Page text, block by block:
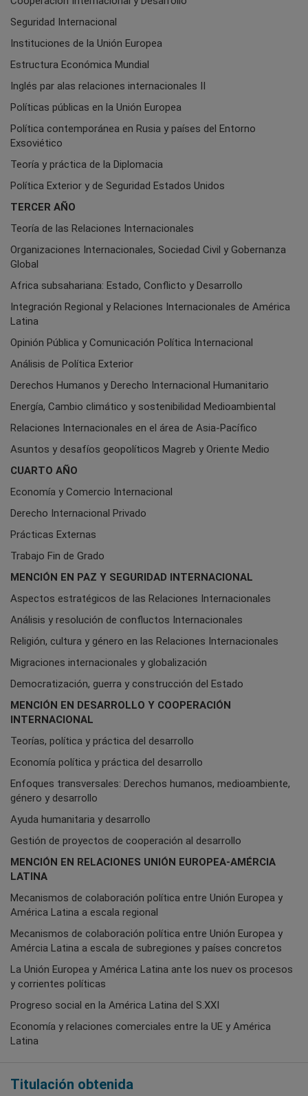
Seguridad Internacional
Instituciones de la Unión Europea
Estructura Económica Mundial
Inglés par alas relaciones internacionales II
Políticas públicas en la Unión Europea
Política contemporánea en Rusia y países del Entorno
Exsoviético
Teoría y práctica de la Diplomacia
Política Exterior y de Seguridad Estados Unidos
TERCER AÑO
Teoría de las Relaciones Internacionales
Organizaciones Internacionales, Sociedad Civil y Gobernanza
Global
Africa subsahariana: Estado, Conflicto y Desarrollo
Integración Regional y Relaciones Internacionales de América
Latina
Opinión Pública y Comunicación Política Internacional
Análisis de Política Exterior
Derechos Humanos y Derecho Internacional Humanitario
Energía, Cambio climático y sostenibilidad Medioambiental
Relaciones Internacionales en el área de Asia-Pacífico
Asuntos y desafíos geopolíticos Magreb y Oriente Medio
CUARTO AÑO
Economía y Comercio Internacional
Derecho Internacional Privado
Prácticas Externas
Trabajo Fin de Grado
MENCIÓN EN PAZ Y SEGURIDAD INTERNACIONAL
Aspectos estratégicos de las Relaciones Internacionales
Análisis y resolución de confluctos Internacionales
Religión, cultura y género en las Relaciones Internacionales
Migraciones internacionales y globalización
Democratización, guerra y construcción del Estado
MENCIÓN EN DESARROLLO Y COOPERACIÓN
INTERNACIONAL
Teorías, política y práctica del desarrollo
Economía política y práctica del desarrollo
Enfoques transversales: Derechos humanos, medioambiente,
género y desarrollo
Ayuda humanitaria y desarrollo
Gestión de proyectos de cooperación al desarrollo
MENCIÓN EN RELACIONES UNIÓN EUROPEA-AMÉRCIA
LATINA
Mecanismos de colaboración política entre Unión Europea y
América Latina a escala regional
Mecanismos de colaboración política entre Unión Europea y
Amércia Latina a escala de subregiones y países concretos
La Unión Europea y América Latina ante los nuev os procesos
y corrientes políticas
Progreso social en la América Latina del S.XXI
Economía y relaciones comerciales entre la UE y América
Latina
Titulación obtenida